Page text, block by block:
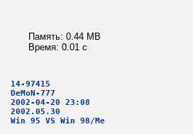
Память: 0.44 MB
Время: 0.01 c
14-97415
DeMoN-777
2002-04-20 23:08
2002.05.30
Win 95 VS Win 98/Me